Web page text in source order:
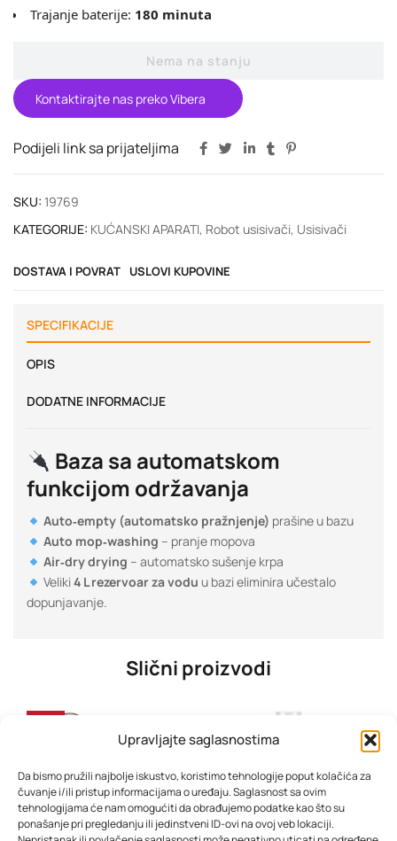
Upravljajte saglasnostima
Da bismo pružili najbolje iskustvo, koristimo tehnologije poput kolačića za
čuvanje i/ili pristup informacijama o uređaju. Saglasnost sa ovim
tehnologijama će nam omogućiti da obrađujemo podatke kao što su
ponašanje pri pregledanju ili jedinstveni ID-ovi na ovoj veb lokaciji.
Trajanje baterije: 180 minuta
Nema na stanju
Kontaktirajte nas preko Vibera
Podijeli link sa prijateljima
SKU: 19769
KATEGORIJE: KUĆANSKI APARATI, Robot usisivači, Usisivači
DOSTAVA I POVRAT USLOVI KUPOVINE
SPECIFIKACIJE
OPIS
DODATNE INFORMACIJE
Baza sa automatskom
funkcijom održavanja
Auto‑empty (automatsko pražnjenje) prašine u bazu
Auto mop‑washing – pranje mopova
Air‑dry drying – automatsko sušenje krpa
Veliki 4 L rezervoar za vodu u bazi eliminira učestalo
dopunjavanje.
Slični proizvodi
-19%